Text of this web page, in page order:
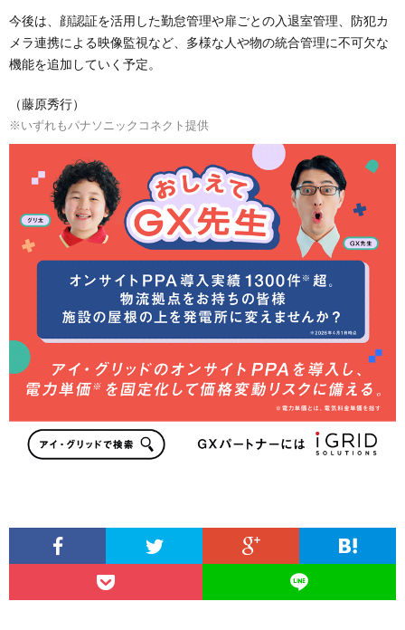
今後は、顔認証を活用した勤怠管理や扉ごとの入退室管理、防犯カ
メラ連携による映像監視など、多様な人や物の統合管理に不可欠な
機能を追加していく予定。
（藤原秀行）
※いずれもパナソニックコネクト提供